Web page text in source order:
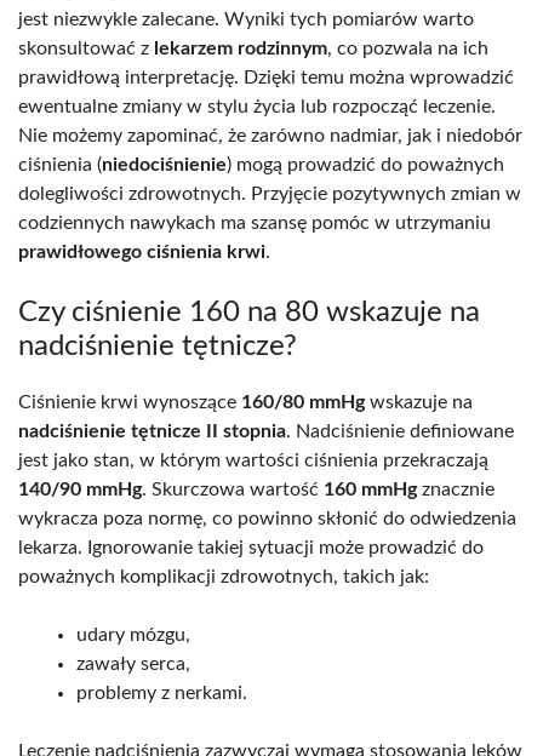
jest niezwykle zalecane. Wyniki tych pomiarów warto
skonsultować z lekarzem rodzinnym, co pozwala na ich
prawidłową interpretację. Dzięki temu można wprowadzić
ewentualne zmiany w stylu życia lub rozpocząć leczenie.
Nie możemy zapominać, że zarówno nadmiar, jak i niedobór
ciśnienia (niedociśnienie) mogą prowadzić do poważnych
dolegliwości zdrowotnych. Przyjęcie pozytywnych zmian w
codziennych nawykach ma szansę pomóc w utrzymaniu
prawidłowego ciśnienia krwi.
Czy ciśnienie 160 na 80 wskazuje na
nadciśnienie tętnicze?
Ciśnienie krwi wynoszące 160/80 mmHgwskazuje na
nadciśnienie tętnicze II stopnia. Nadciśnienie definiowane
jest jako stan, w którym wartości ciśnienia przekraczają
140/90 mmHg. Skurczowa wartość 160 mmHgznacznie
wykracza poza normę, co powinno skłonić do odwiedzenia
lekarza. Ignorowanie takiej sytuacji może prowadzić do
poważnych komplikacji zdrowotnych, takich jak:
udary mózgu,
zawały serca,
problemy z nerkami.
Leczenie nadciśnienia zazwyczaj wymaga stosowania leków